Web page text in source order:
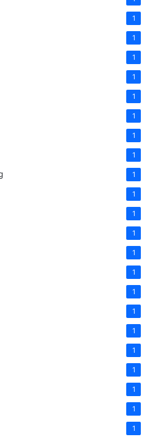
1
1
1
1
1
1
1
1
1
1
1
1
1
1
1
1
1
1
1
1
1
1